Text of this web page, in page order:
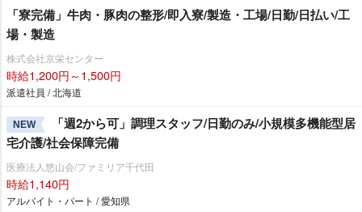
「寮完備」牛肉・豚肉の整形/即入寮/製造・工場/日勤/日払い/工
場・製造
株式会社京栄センター
時給1,200円～1,500円
派遣社員 / 北海道
NEW
「週2から可」調理スタッフ/日勤のみ/小規模多機能型居
宅介護/社会保障完備
医療法人悠山会/ファミリア千代田
時給1,140円
アルバイト・パート / 愛知県